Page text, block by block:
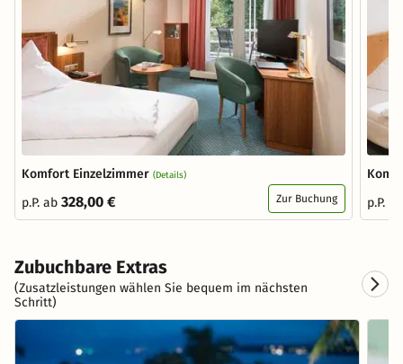
Komfort Einzelzimmer (Details)
p.P. ab 328,00 € Zur Buchung
p.P.
Zubuchbare Extras
(Zusatzleistungen wählen Sie bequem im nächsten
Schritt)